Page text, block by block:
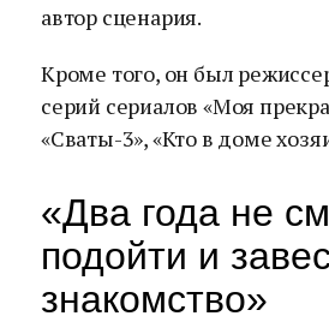
автор сценария.
Кроме того, он был
серий сериалов «Моя
«Сваты-3», «Кто в доме
«Два года не
подойти и
знакомство»